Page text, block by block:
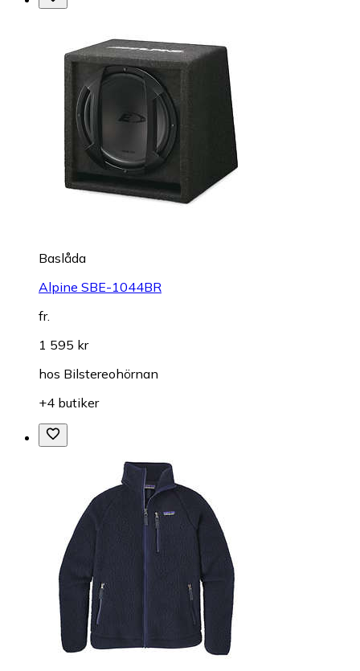
Baslåda
Alpine SBE-1044BR
fr.
1 595 kr
hos Bilstereohörnan
+4 butiker